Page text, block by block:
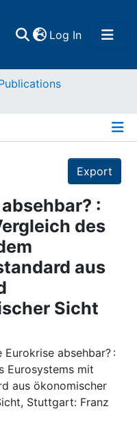
Log In(current)
Export
:
des
aus
Sicht
absehbar? :
Eurosystems mit
aus ökonomischer
Stuttgart: Franz